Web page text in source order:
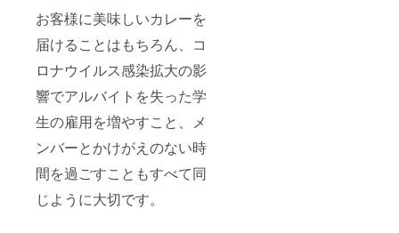
お客様に美味しいカレーを
届けることはもちろん、コ
ロナウイルス感染拡大の影
響でアルバイトを失った学
生の雇用を増やすこと、メ
ンバーとかけがえのない時
間を過ごすこともすべて同
じように大切です。